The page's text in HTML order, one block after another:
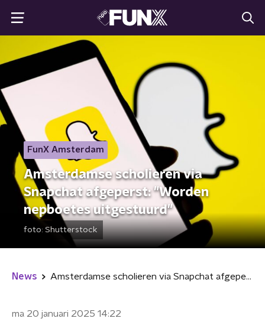
FunX Amsterdam
Amsterdamse scholieren via
Snapchat afgeperst: "Worden
nepboetes uitgestuurd"
foto: Shutterstock
News Amsterdamse scholieren via Snapchat afgeperst: "Worden nepboetes uitgestuurd"
ma 20 januari 2025 14:22